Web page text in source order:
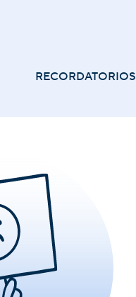
RECORDATORIOS